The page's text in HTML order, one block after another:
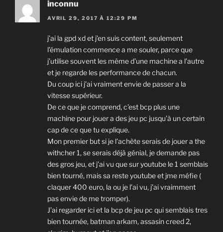
inconnu
AVRIL 29, 2017 À 12:29 PM
j’ai la gpd xd et j’en suis content, seulement
l’émulation commence a me souler, parce que
j’utilise souvent les même d’une machine a l’autre
et je regarde les performance de chacun.
Du coup ici j’ai vraiment envie de passer a la
vitesse supérieur.
De ce que je comprend, c’est bcp plus une
machine pour jouer a des jeu pc jusqu’à un certain
cap de ce que tu explique.
Mon premier but si je l’achète serais de jouer a the
withcher 1, se serais déjà génial, je demande pas
des gros jeu, et j’ai vu que sur youtube le 1 semblais
bien tourné, mais sa reste youtube et jme méfie (
claquer 400 euro, la ou je l’ai vu, j’ai vraimment
pas envie de me tromper).
J’ai regarder ici et la bcp de jeu pc qui semblais tres
bien tournée, batman arkam, assasin creed 2,